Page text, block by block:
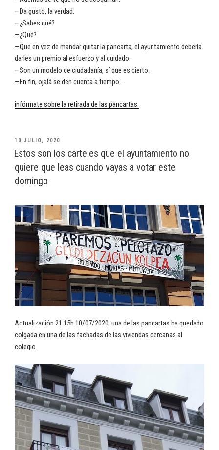
—Da gusto, la verdad.
—¿Sabes qué?
—¿Qué?
—Que en vez de mandar quitar la pancarta, el ayuntamiento debería
darles un premio al esfuerzo y al cuidado.
—Son un modelo de ciudadanía, sí que es cierto.
—En fin, ojalá se den cuenta a tiempo…
infórmate sobre la retirada de las pancartas.
PUBLICADO
EL
10 JULIO, 2020
Estos son los carteles que el ayuntamiento no
quiere que leas cuando vayas a votar este
domingo
Actualización 21.15h 10/07/2020: una de las pancartas ha quedado
colgada en una de las fachadas de las viviendas cercanas al
colegio.